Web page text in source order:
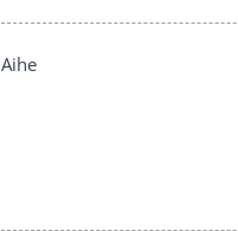
Aihe